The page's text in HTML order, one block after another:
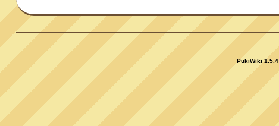
PukiWiki 1.5.4